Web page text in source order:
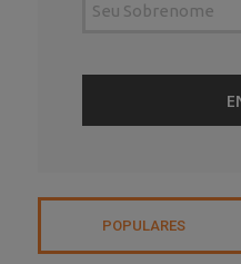
POPULARES